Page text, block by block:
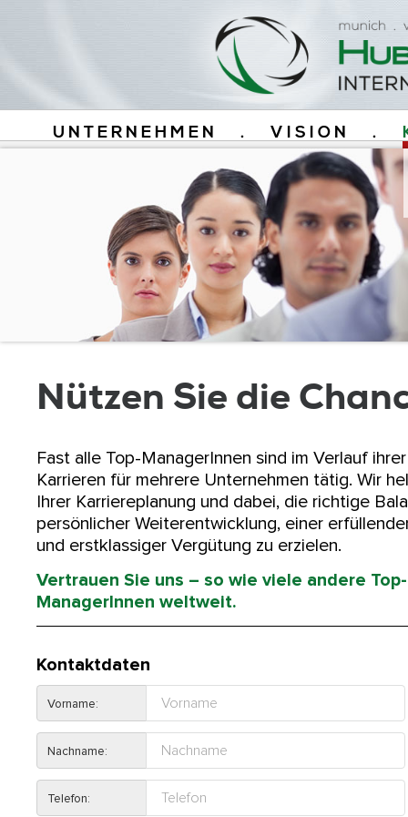
UNTERNEHMEN . VISION .
Nützen Sie die
Fast alle Top-ManagerInnen sind im Verlauf
Karrieren für mehrere Unternehmen tätig. Wir
Ihrer Karriereplanung und dabei, die richtige
persönlicher Weiterentwicklung, einer
und erstklassiger Vergütung zu erzielen.
Vertrauen Sie uns – so wie viele andere Top-
ManagerInnen weltweit.
Kontaktdaten
Vorname:
Nachname:
Telefon: